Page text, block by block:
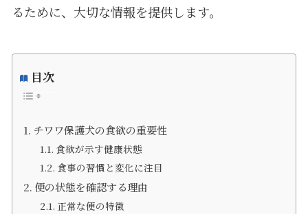
るために、大切な情報を提供します。
目次
チワワ保護犬の食欲の重要性
食欲が示す健康状態
食事の習慣と変化に注目
便の状態を確認する理由
正常な便の特徴